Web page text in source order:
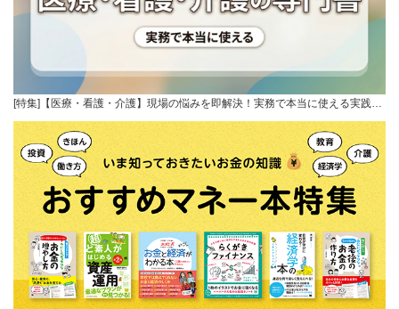
[特集]【医療・看護・介護】現場の悩みを即解決！実務で本当に使える実践…